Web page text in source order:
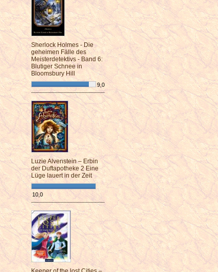
Sherlock Holmes - Die
geheimen Fälle des
Meisterdetektivs - Band 6:
Blutiger Schnee in
Bloomsbury Hill
9,0
¯¯¯¯¯¯¯¯¯¯¯¯¯¯¯¯¯¯¯¯¯¯¯¯
Luzie Alvenstein – Erbin
der Duftapotheke 2 Eine
Lüge lauert in der Zeit
10,0
¯¯¯¯¯¯¯¯¯¯¯¯¯¯¯¯¯¯¯¯¯¯¯¯